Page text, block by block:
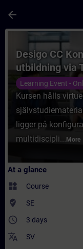
arrow_back
Course -
Desigo CC
utbildning via
Learning Event -
Kursen hålls
ligger på
multidiscipli... More
At a glance
widgets Course
where_to_vote SE
access_time 3 days
translate SV